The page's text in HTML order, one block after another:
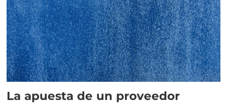
La apuesta de un proveedor